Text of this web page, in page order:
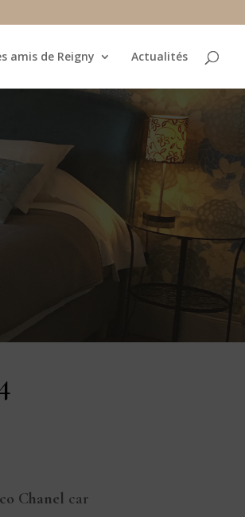
amis de Reigny Actualités
Chanel car